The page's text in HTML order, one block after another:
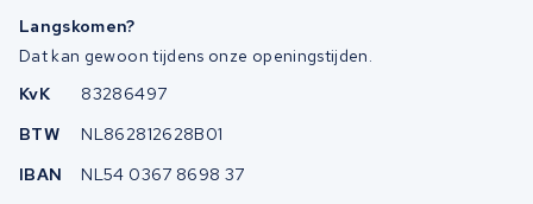
Langskomen?
Dat kan gewoon tijdens onze openingstijden.
KvK
83286497
BTW
NL862812628B01
IBAN
NL54 0367 8698 37